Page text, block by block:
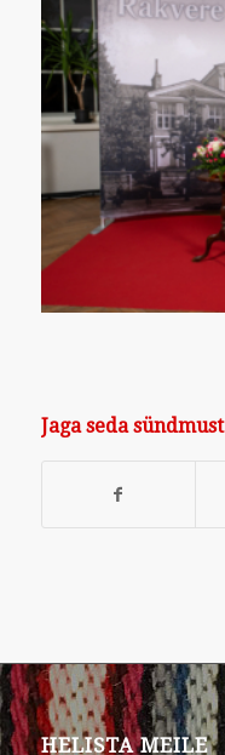
Jaga seda sündmust
HELISTA MEILE